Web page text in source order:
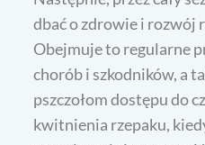
dbać o zdrowie i rozwój
Obejmuje to regularne
chorób i szkodników, a
pszczołom dostępu do
kwitnienia rzepaku,